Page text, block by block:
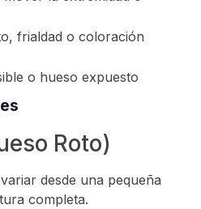
frialdad o coloración
o hueso expuesto
Roto)
desde una pequeña
completa.